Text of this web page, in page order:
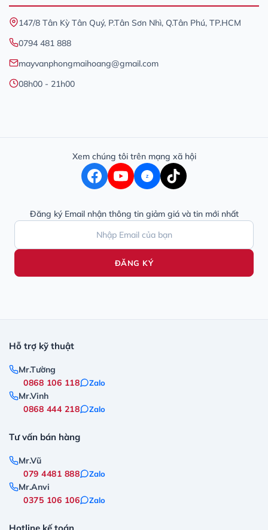
147/8 Tân Kỳ Tân Quý, P.Tân Sơn Nhì, Q.Tân Phú, TP.HCM
0794 481 888
mayvanphongmaihoang@gmail.com
08h00 - 21h00
Xem chúng tôi trên mạng xã hội
Z
Đăng ký Email nhận thông tin giảm giá và tin mới nhất
ĐĂNG KÝ
Hỗ trợ kỹ thuật
Mr.Tường
0868 106 118
Zalo
Mr.Vinh
0868 444 218
Zalo
Tư vấn bán hàng
Mr.Vũ
079 4481 888
Zalo
Mr.Anvi
0375 106 106
Zalo